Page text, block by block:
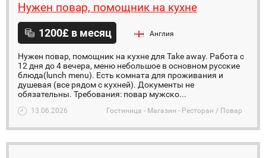
Нужен повар, помощник на кухне
1200£ в месяц Англия
Нужен повар, помощник на кухне для Take away. Рaбота с
12 дня до 4 вечера, меню небольшое в основном русские
блюда(lunch menu). Есть комната для проживания и
душевая (все рядом с кухней). Документы не
обязательны. Требования: повар мужско...
13.06.2026 Гостиница - Магазин - Ресторан / Повар